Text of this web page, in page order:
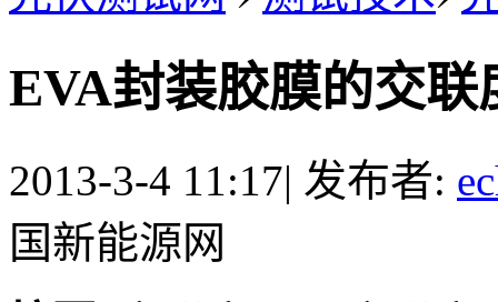
EVA封装胶膜的交
2013-3-4 11:17| 发布者:
国新能源网